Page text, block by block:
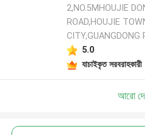
2,NO.5MHOUJIE
ROAD,HOUJIE
CITY,GUANGDONG
5.0
যাচাইকৃত সরবরাহকারী
আরো